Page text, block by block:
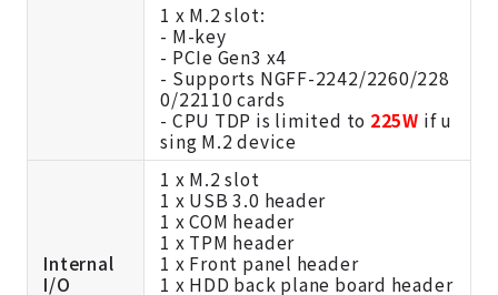
1 x M.2 slot:
- M-key
- PCIe Gen3 x4
- Supports NGFF-2242/2260/228
0/22110 cards
- CPU TDP is limited to 225W if u
sing M.2 device
Internal
I/O
1 x M.2 slot
1 x USB 3.0 header
1 x COM header
1 x TPM header
1 x Front panel header
1 x HDD back plane board header